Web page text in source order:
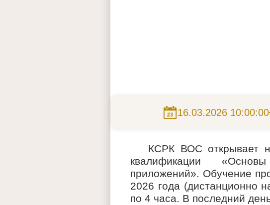
16.03.2026 10:00:00
КСРК ВОС открывает
квалификации
приложений». Обучение
2026 года (дистанционно
по 4 часа. В последний